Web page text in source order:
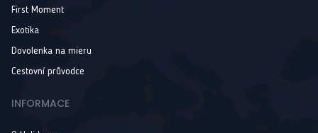
First Moment
Exotika
Dovolenka na mieru
Cestovní průvodce
INFORMACE